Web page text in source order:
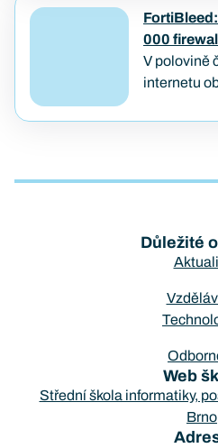
průniku až
lidského
Případ…
000
V polovině
internetu
Fortinet.
Důležité
Web
Střední škola informatiky,
Brno